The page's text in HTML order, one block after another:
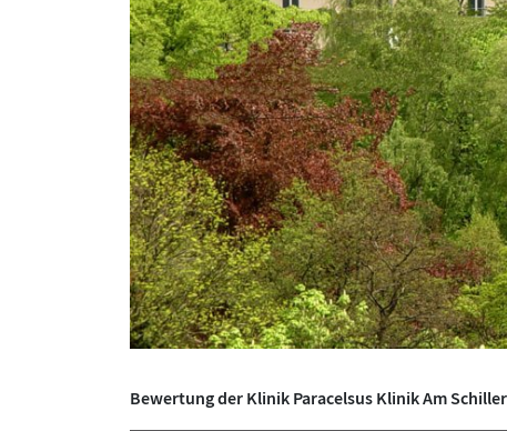
Bewertung der Klinik Paracelsus Klinik Am